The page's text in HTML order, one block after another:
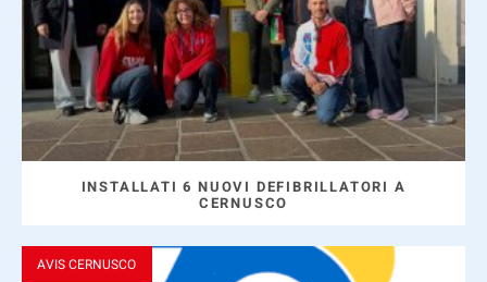
INSTALLATI 6 NUOVI DEFIBRILLATORI A
CERNUSCO
AVIS CERNUSCO